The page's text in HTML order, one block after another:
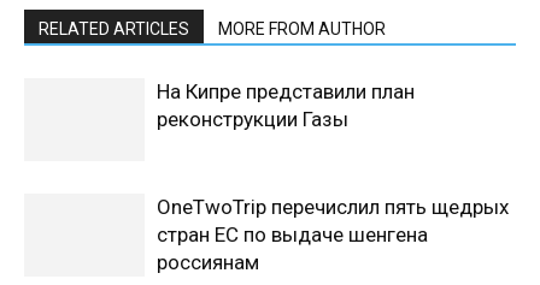
RELATED ARTICLES MORE FROM AUTHOR
На Кипре представили план
реконструкции Газы
OneTwoTrip перечислил пять щедрых
стран ЕС по выдаче шенгена
россиянам